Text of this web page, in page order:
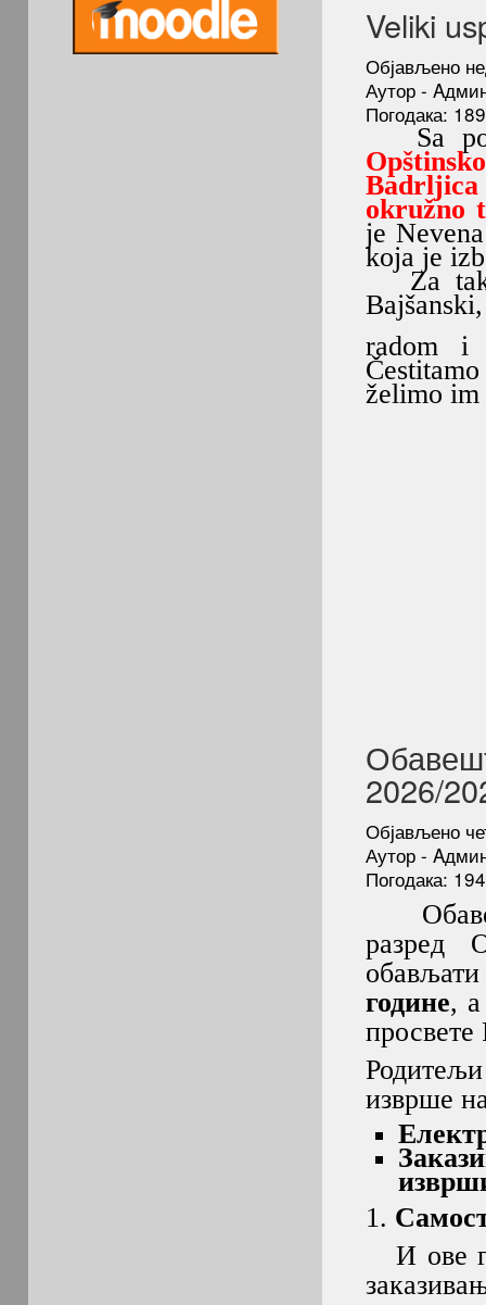
Veliki
Објављено
Аутор -
Погодака:
Sa
okružno
je
koja je
Za
radom i
želimo im
2026/
Објављено
Аутор -
Погодака:
разред
године,
просвете
изврше
1.
И ове